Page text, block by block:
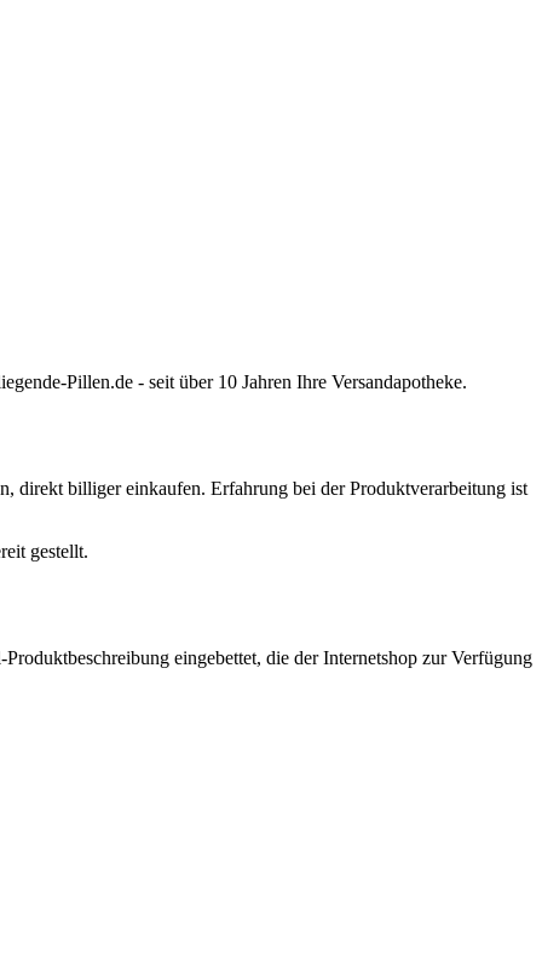
Pillen.de - seit über 10 Jahren Ihre Versandapotheke.
direkt billiger einkaufen. Erfahrung bei der Produktverarbeitung ist
gestellt.
eingebettet, die der Internetshop zur Verfügung